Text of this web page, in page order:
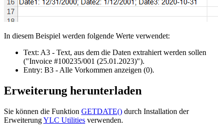
In diesem Beispiel werden folgende Werte verwendet:
Text: A3 - Text, aus dem die Daten extrahiert werden sollen
("Invoice #100235/001 (25.01.2023)").
Entry: B3 - Alle Vorkommen anzeigen (0).
Erweiterung herunterladen
Sie können die Funktion GETDATE() durch Installation der
ErweiterungYLC Utilities verwenden.